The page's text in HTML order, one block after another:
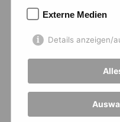
Externe Medien
Details anzeigen/